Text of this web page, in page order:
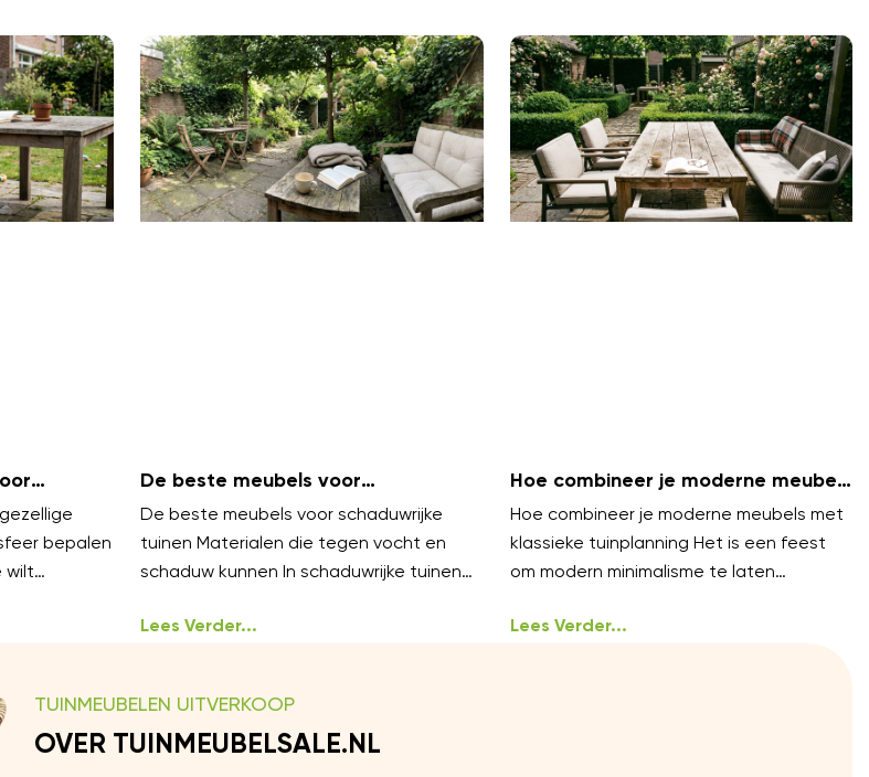
bepalen
wilt
De beste meubels voor
schaduwrijke tuinen
De beste meubels voor schaduwrijke
tuinen Materialen die tegen vocht en
schaduw kunnen In schaduwrijke tuinen
uitdagingen. Kies meubels van
Lees Verder...
Hoe combineer je moderne meubels
met klassieke tuinplanning?
Hoe combineer je moderne meubels met
klassieke tuinplanning Het is een feest
om modern minimalisme te laten
tuinarchitectuur. Je hoeft niet te
Lees Verder...
TUINMEUBELEN UITVERKOOP
OVER TUINMEUBELSALE.NL